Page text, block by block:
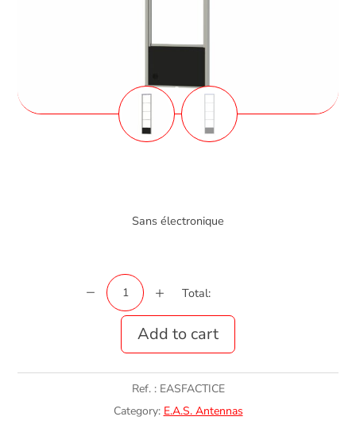
Sans électronique
Portique
Antivol
Factice
quantity
Total:
Add to cart
Ref. : EASFACTICE
Category: E.A.S. Antennas